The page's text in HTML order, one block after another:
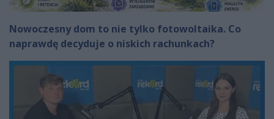
Nowoczesny dom to nie tylko fotowoltaika. Co
naprawdę decyduje o niskich rachunkach?